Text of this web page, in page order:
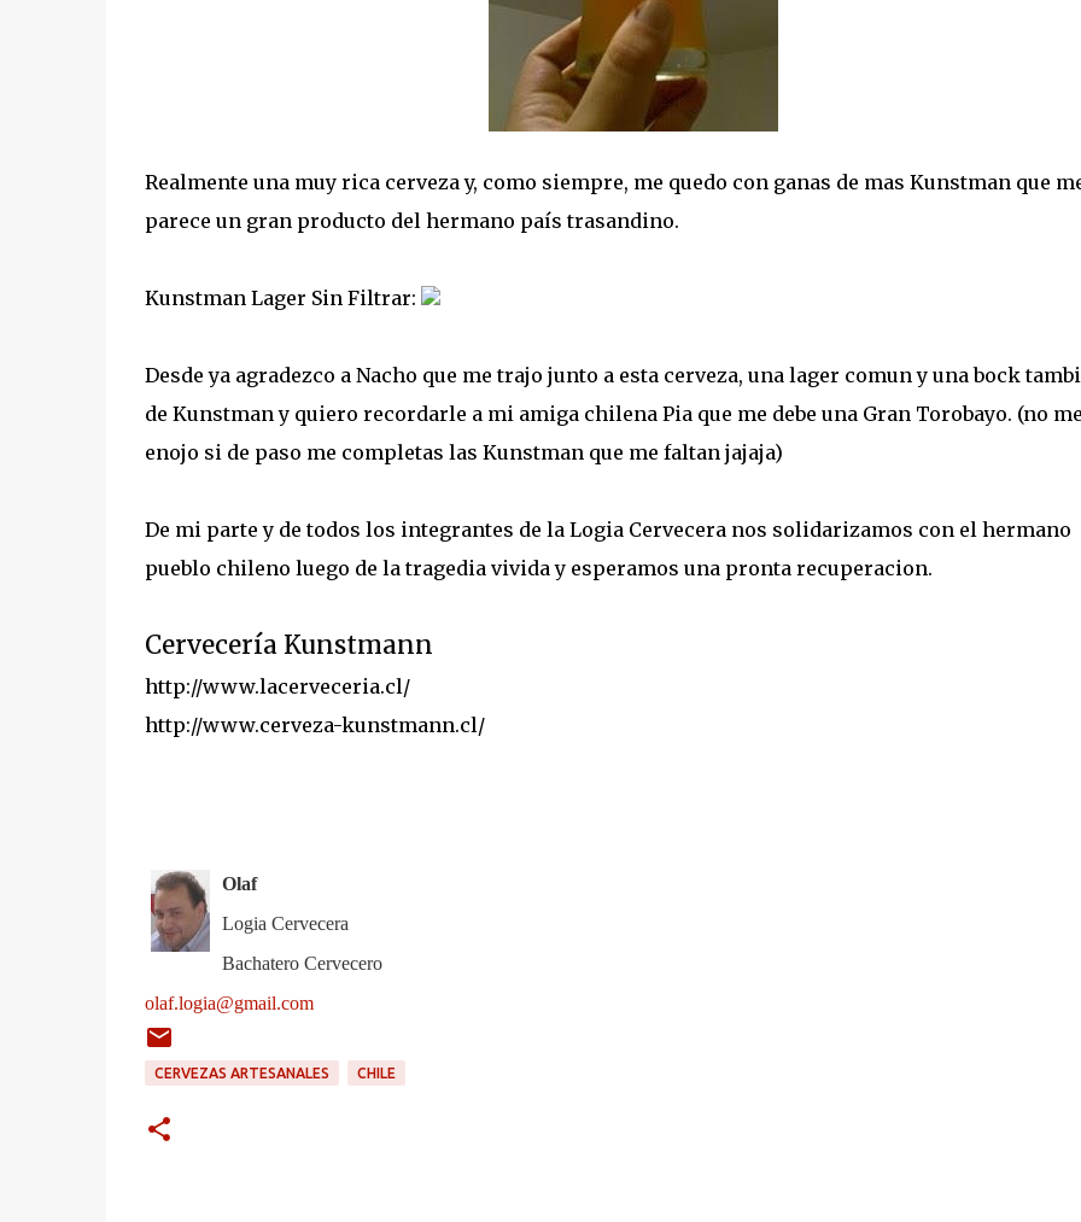
Realmente una muy rica cerveza y, como siempre, me quedo con ganas de mas Kunstman que
parece un gran producto del hermano país trasandino.
Kunstman Lager Sin Filtrar:
Desde ya agradezco a Nacho que me trajo junto a esta cerveza, una lager comun y una bock
de Kunstman y quiero recordarle a mi amiga chilena Pia que me debe una Gran Torobayo. (no
enojo si de paso me completas las Kunstman que me faltan jajaja)
De mi parte y de todos los integrantes de la Logia Cervecera nos solidarizamos con el hermano
pueblo chileno luego de la tragedia vivida y esperamos una pronta recuperacion.
Cervecería Kunstmann
http://www.lacerveceria.cl/
http://www.cerveza-kunstmann.cl/
Olaf
Logia Cervecera
Bachatero Cervecero
olaf.logia@gmail.com
CERVEZAS ARTESANALES CHILE